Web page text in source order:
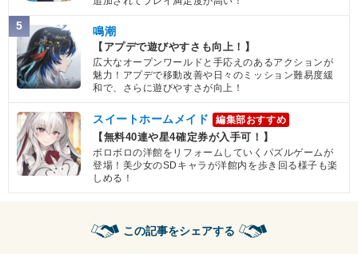
5 鳴潮
【アプデで遊びやすさも向上！】
広大なオープンワールドと手応えのあるアクションが
魅力！アプデで移動改善や日々のミッション難易度緩
和で、さらに遊びやすさが向上！
スイートホームメイド 編集部おすすめ
【無料40連や星4確定券が入手可！】
ボロボロの洋館をリフォームしていくパズルゲームが
登場！美少女のSDキャラが洋館内を歩き回る様子も楽
しめる！
この記事をシェアする